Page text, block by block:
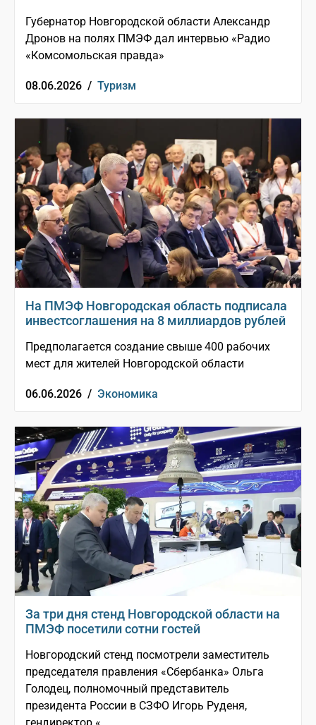
Губернатор Новгородской области Александр
Дронов на полях ПМЭФ дал интервью «Радио
«Комсомольская правда»
08.06.2026 / Туризм
На ПМЭФ Новгородская область подписала
инвестсоглашения на 8 миллиардов рублей
Предполагается создание свыше 400 рабочих
мест для жителей Новгородской области
06.06.2026 / Экономика
За три дня стенд Новгородской области на
ПМЭФ посетили сотни гостей
Новгородский стенд посмотрели заместитель
председателя правления «Сбербанка» Ольга
Голодец, полномочный представитель
президента России в СЗФО Игорь Руденя,